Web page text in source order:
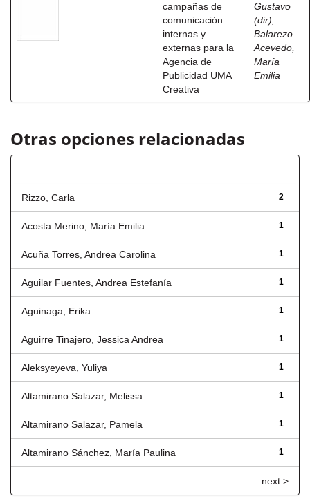
campañas de
comunicación
internas y
externas para la
Agencia de
Publicidad UMA
Creativa
Gustavo
(dir);
Balarezo
Acevedo,
María
Emilia
Otras opciones relacionadas
2
Rizzo, Carla
1
Acosta Merino, María Emilia
1
Acuña Torres, Andrea Carolina
1
Aguilar Fuentes, Andrea Estefanía
1
Aguinaga, Erika
1
Aguirre Tinajero, Jessica Andrea
1
Aleksyeyeva, Yuliya
1
Altamirano Salazar, Melissa
1
Altamirano Salazar, Pamela
1
Altamirano Sánchez, María Paulina
next >